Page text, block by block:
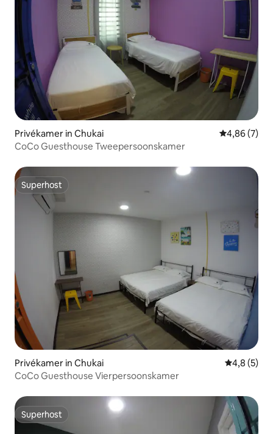
Privékamer in Chukai Gemiddelde
4,86 (7)
CoCo Guesthouse Tweepersoonskamer
Superhost
Superhost
Privékamer in Chukai
4,8 (5)
CoCo Guesthouse Vierpersoonskamer
Superhost
Superhost